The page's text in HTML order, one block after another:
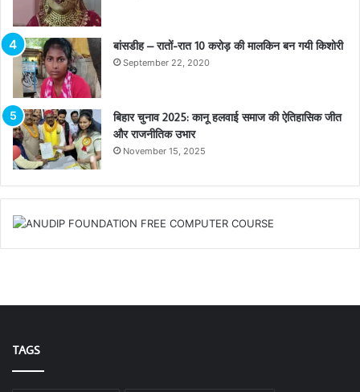
बांसडीह – रातों-रात 10 करोड़ की मालकिन बन गयी किशोरी
September 22, 2020
बिहार चुनाव 2025: कानू हलवाई समाज की ऐतिहासिक जीत
और राजनीतिक उभार
November 15, 2025
TAGS